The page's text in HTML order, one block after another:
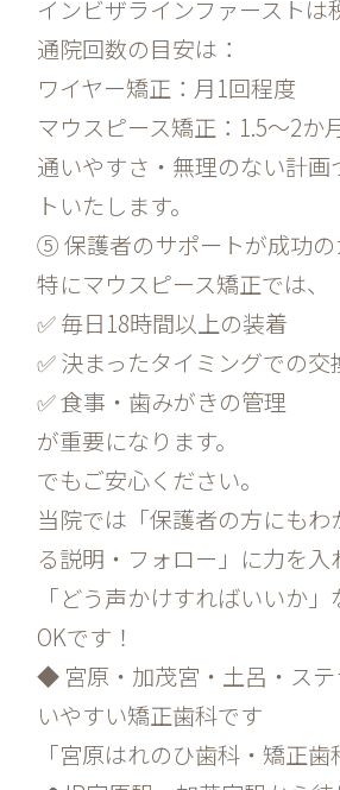
インビザラインファーストは
通院回数の目安は：
ワイヤー矯正：月1回程度
マウスピース矯正：1.5〜2か
通いやすさ・無理のない計画
トいたします。
⑤ 保護者のサポートが成功の
特にマウスピース矯正では、
✅ 毎日18時間以上の装着
✅ 決まったタイミングでの交
✅ 食事・歯みがきの管理
が重要になります。
でもご安心ください。
当院では「保護者の方にもわ
る説明・フォロー」に力を入
「どう声かけすればいいか
OKです！
◆ 宮原・加茂宮・土呂・ス
いやすい矯正歯科です
「宮原はれのひ歯科・矯正歯